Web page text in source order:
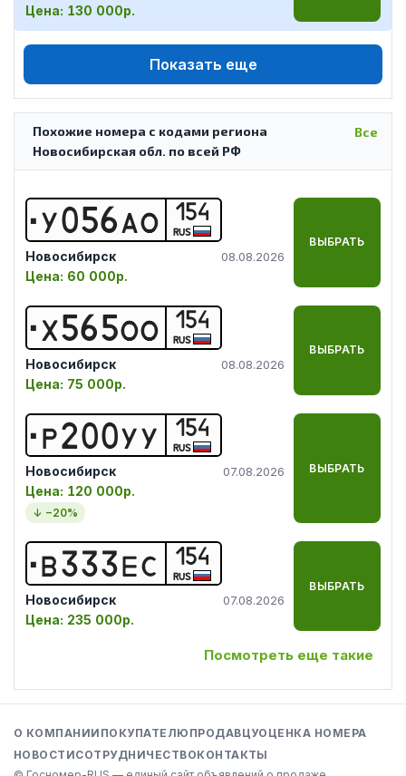
Цена: 130 000р.
Показать еще
Все
Похожие номера с кодами региона
Новосибирская обл. по всей РФ
У056 АО 154
RUS
Новосибирск 08.08.2026
Цена: 60 000р.
ВЫБРАТЬ
Х565ОО 154
RUS
Новосибирск 08.08.2026
Цена: 75 000р.
ВЫБРАТЬ
Р200УУ 154
RUS
Новосибирск 07.08.2026
Цена: 120 000р.
↓ −20%
ВЫБРАТЬ
В333ЕС 154
RUS
Новосибирск 07.08.2026
Цена: 235 000р.
ВЫБРАТЬ
Посмотреть еще такие
О КОМПАНИИ ПОКУПАТЕЛЮ ПРОДАВЦУОЦЕНКА НОМЕРА
НОВОСТИСОТРУДНИЧЕСТВОКОНТАКТЫ